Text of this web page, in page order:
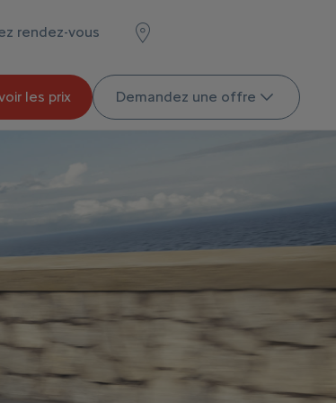
rendez-vous
les prix Demandez une offre